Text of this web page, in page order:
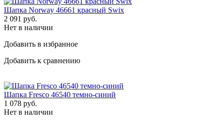
Шапка Norway 46661 красный Swix
2 091 руб.
Нет в наличии
Добавить в избранное
Добавить к сравнению
Шапка Fresco 46540 темно-синий
1 078 руб.
Нет в наличии